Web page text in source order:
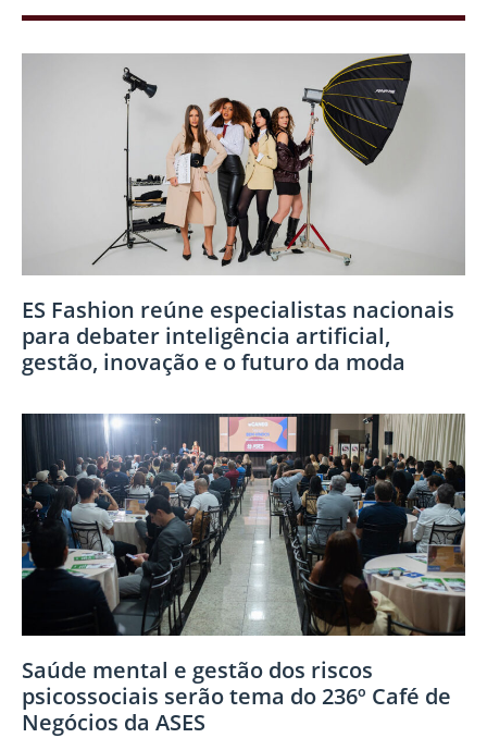
ES Fashion reúne especialistas nacionais
para debater inteligência artificial,
gestão, inovação e o futuro da moda
Saúde mental e gestão dos riscos
psicossociais serão tema do 236º Café de
Negócios da ASES